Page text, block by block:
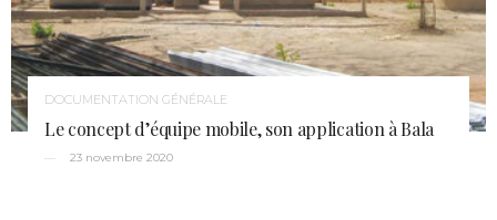
DOCUMENTATION GÉNÉRALE
Le concept d’équipe mobile, son application à Bala
23 novembre 2020